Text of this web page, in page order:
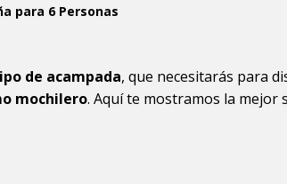
para 6 Personas
de acampada, que necesitarás para
mochilero. Aquí te mostramos la mejor